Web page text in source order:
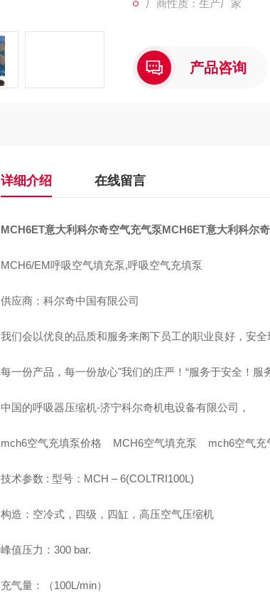
mch6空气充填泵价格
厂商性质：生产厂家
产品咨询
详细介绍 在线留言
MCH6ET意大利科尔奇空气充气泵MCH6ET意大利科尔
MCH6/EM呼吸空气填充泵,呼吸空气充填泵
供应商：科尔奇中国有限公司
我们会以优良的品质和服务来阁下员工的职业良好，安
每一份产品，每一份放心"我们的庄严！“服务于安全！
中国的呼吸器压缩机-济宁科尔奇机电设备有限公司，
mch6空气充填泵价格 MCH6空气填充泵 mch6空气充
技术参数 : 型号：MCH – 6(COLTRI100L)
构造：空冷式，四级，四缸，高压空气压缩机
峰值压力：300 bar.
充气量：（100L/min）